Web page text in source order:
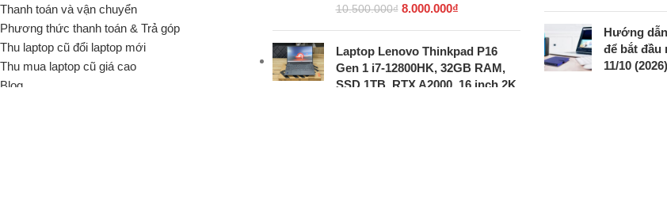
Thanh toán và vận chuyển
Phương thức thanh toán & Trả góp
Thu laptop cũ đổi laptop mới
Thu mua laptop cũ giá cao
Blog
10.500.000₫ 8.000.000₫
Laptop Lenovo Thinkpad P16
Gen 1 i7-12800HK, 32GB RAM,
SSD 1TB, RTX A2000, 16 inch 2K
Hướng
để bắt đầu
11/10 (2026)